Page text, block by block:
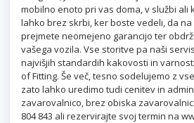
mobilno enoto pri vas doma, v službi ali
lahko brez skrbi, ker boste vedeli, da
prejmete neomejeno garancijo ter
vašega vozila. Vse storitve pa naši
najvišjih standardih kakovosti in
of Fitting. Še več, tesno sodelujemo z
zato lahko uredimo tudi cenitev in
zavarovalnico, brez obiska
804 843 ali rezervirajte svoj termin na